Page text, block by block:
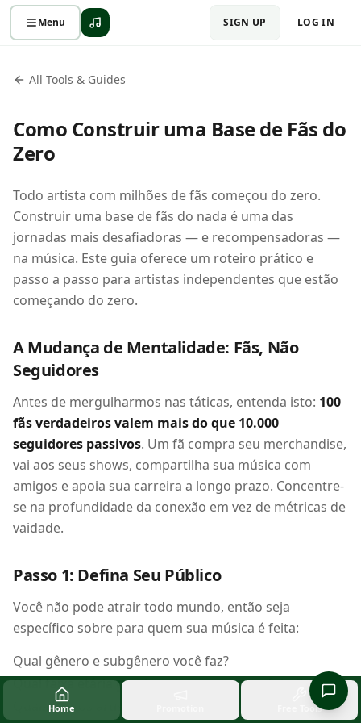
Menu SIGN UP LOG IN
All Tools & Guides
Como Construir uma Base de Fãs do
Zero
Todo artista com milhões de fãs começou do zero.
Construir uma base de fãs do nada é uma das
jornadas mais desafiadoras — e recompensadoras —
na música. Este guia oferece um roteiro prático e
passo a passo para artistas independentes que estão
começando do zero.
A Mudança de Mentalidade: Fãs, Não
Seguidores
Antes de mergulharmos nas táticas, entenda isto: 100
fãs verdadeiros valem mais do que 10.000
seguidores passivos. Um fã compra seu merchandise,
vai aos seus shows, compartilha sua música com
amigos e apoia sua carreira a longo prazo. Concentre-
se na profundidade da conexão em vez de métricas de
vaidade.
Passo 1: Defina Seu Público
Você não pode atrair todo mundo, então seja
específico sobre para quem sua música é feita:
Qual gênero e subgênero você faz?
Qual faixa etária geralmente ouve essa música?
Quais outros artistas seu ouvinte ideal apreciaria?
Home Free Tools